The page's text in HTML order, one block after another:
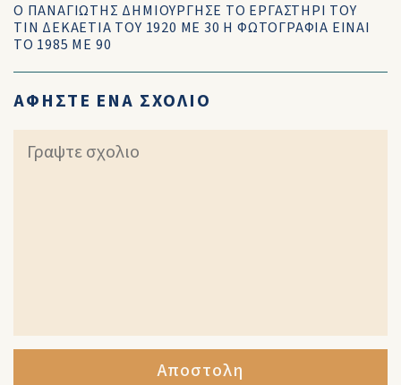
Ο ΠΑΝΑΓΙΩΤΗΣ ΔΗΜΙΟΥΡΓΗΣΕ ΤΟ ΕΡΓΑΣΤΗΡΙ ΤΟΥ
ΤΙΝ ΔΕΚΑΕΤΙΑ ΤΟΥ 1920 ΜΕ 30 Η ΦΩΤΟΓΡΑΦΙΑ ΕΙΝΑΙ
ΤΟ 1985 ΜΕ 90
ΑΦΗΣΤΕ ΕΝΑ ΣΧΟΛΙΟ
Αποστολη